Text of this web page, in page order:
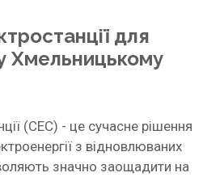
для
Хмельницькому
(СЕС) - це сучасне рішення
з відновлюваних
значно заощадити на